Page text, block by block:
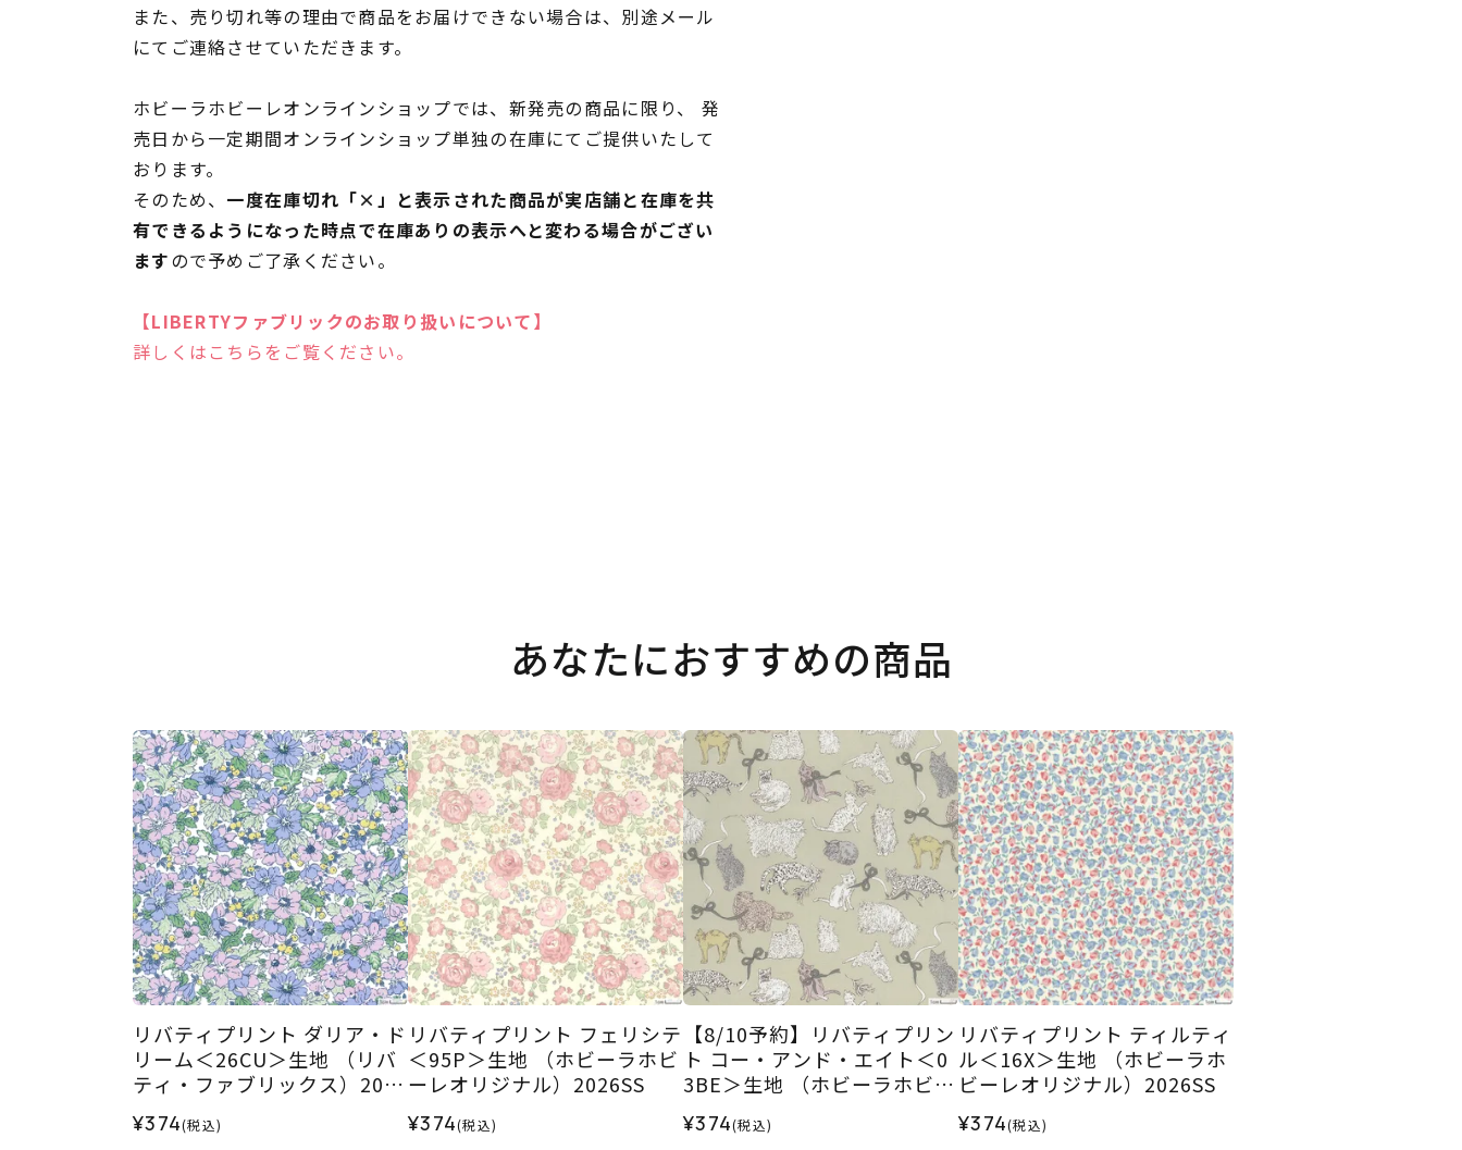
また、売り切れ等の理由で商品をお届けできない場合は、別途メール
にてご連絡させていただきます。
ホビーラホビーレオンラインショップでは、新発売の商品に限り、 発
売日から一定期間オンラインショップ単独の在庫にてご提供いたして
おります。
そのため、 一度在庫切れ「×」と表示された商品が実店舗と在庫を共
有できるようになった時点で在庫ありの表示へと変わる場合がござい
ますので予めご了承ください。
【LIBERTYファブリックのお取り扱いについて】
詳しくはこちらをご覧ください。
あなたにおすすめの商品
リバティプリント ダリア・ド
リーム＜26CU＞生地 （リバ
ティ・ファブリックス）2026
¥374(税込)
リバティプリント フェリシテ
＜95P＞生地 （ホビーラホビ
ーレオリジナル）2026SS
¥374(税込)
【8/10予約】リバティプリン
ト コー・アンド・エイト＜0
3BE＞生地 （ホビーラホビー
¥374(税込)
リバティプリント ティルティ
ル＜16X＞生地 （ホビーラホ
ビーレオリジナル）2026SS
¥374(税込)